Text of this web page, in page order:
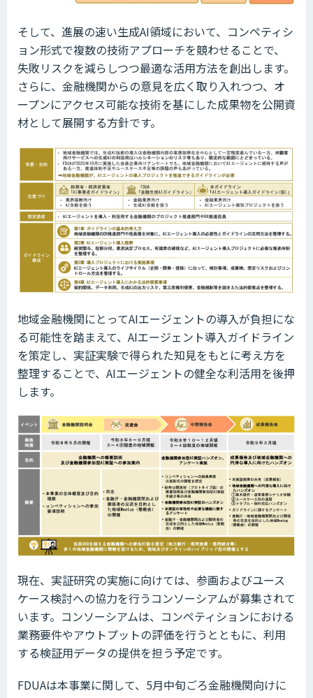
そして、進展の速い生成AI領域において、コンペティシ
ョン形式で複数の技術アプローチを競わせることで、
失敗リスクを減らしつつ最適な活用方法を創出します。
さらに、金融機関からの意見を広く取り入れつつ、オ
ープンにアクセス可能な技術を基にした成果物を公開資
材として展開する方針です。
地域金融機関にとってAIエージェントの導入が負担にな
る可能性を踏まえて、AIエージェント導入ガイドライン
を策定し、実証実験で得られた知見をもとに考え方を
整理することで、AIエージェントの健全な利活用を後押
します。
現在、実証研究の実施に向けては、参画およびユース
ケース検討への協力を行うコンソーシアムが募集されて
います。コンソーシアムは、コンペティションにおける
業務要件やアウトプットの評価を行うとともに、利用
する検証用データの提供を担う予定です。
FDUAは本事業に関して、5月中旬ごろ金融機関向けに